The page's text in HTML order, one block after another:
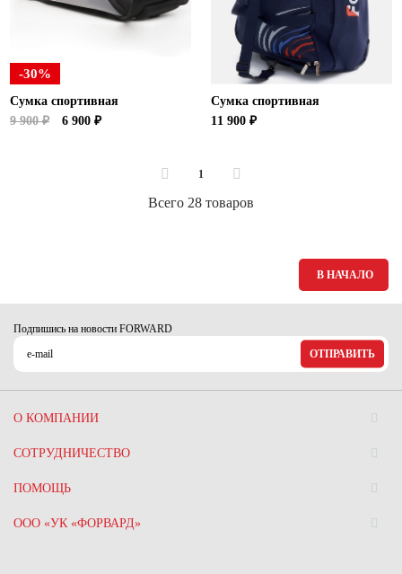
-30%
Сумка спортивная
9 900 ₽
6 900 ₽
Сумка спортивная
11 900 ₽
1
Всего 28 товаров
В НАЧАЛО
Подпишись на новости FORWARD
ОТПРАВИТЬ
О КОМПАНИИ
СОТРУДНИЧЕСТВО
ПОМОЩЬ
ООО «УК «ФОРВАРД»